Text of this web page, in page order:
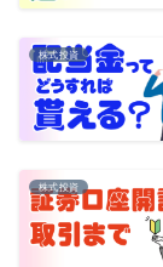
株式投資
株式投資